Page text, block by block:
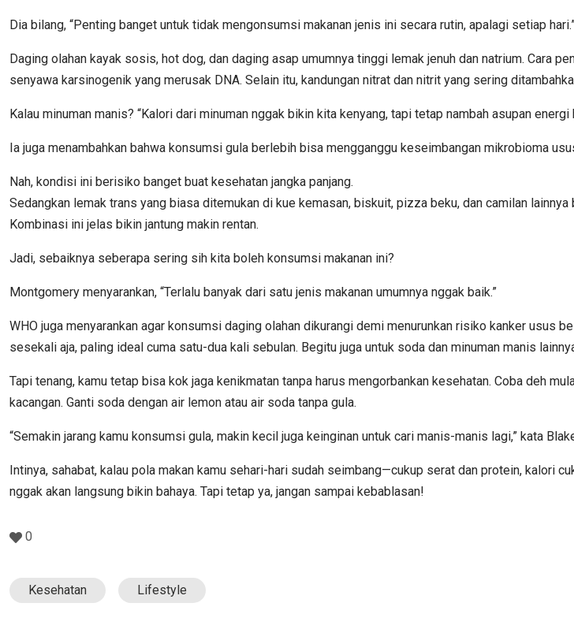
Dia bilang, “Penting banget untuk tidak mengonsumsi makanan jenis ini secara rutin, apalagi setiap
Daging olahan kayak sosis, hot dog, dan daging asap umumnya tinggi lemak jenuh dan natrium. Cara
senyawa karsinogenik yang merusak DNA. Selain itu, kandungan nitrat dan nitrit yang sering
Kalau minuman manis? “Kalori dari minuman nggak bikin kita kenyang, tapi tetap nambah asupan
Ia juga menambahkan bahwa konsumsi gula berlebih bisa mengganggu keseimbangan mikrobioma
Nah, kondisi ini berisiko banget buat kesehatan jangka panjang.
Sedangkan lemak trans yang biasa ditemukan di kue kemasan, biskuit, pizza beku, dan camilan
Kombinasi ini jelas bikin jantung makin rentan.
Jadi, sebaiknya seberapa sering sih kita boleh konsumsi makanan ini?
Montgomery menyarankan, “Terlalu banyak dari satu jenis makanan umumnya nggak baik.”
WHO juga menyarankan agar konsumsi daging olahan dikurangi demi menurunkan risiko kanker usus
sesekali aja, paling ideal cuma satu-dua kali sebulan. Begitu juga untuk soda dan minuman manis
Tapi tenang, kamu tetap bisa kok jaga kenikmatan tanpa harus mengorbankan kesehatan. Coba deh
kacangan. Ganti soda dengan air lemon atau air soda tanpa gula.
“Semakin jarang kamu konsumsi gula, makin kecil juga keinginan untuk cari manis-manis lagi,” kata
Intinya, sahabat, kalau pola makan kamu sehari-hari sudah seimbang—cukup serat dan protein, kalori
nggak akan langsung bikin bahaya. Tapi tetap ya, jangan sampai kebablasan!
0
Kesehatan Lifestyle